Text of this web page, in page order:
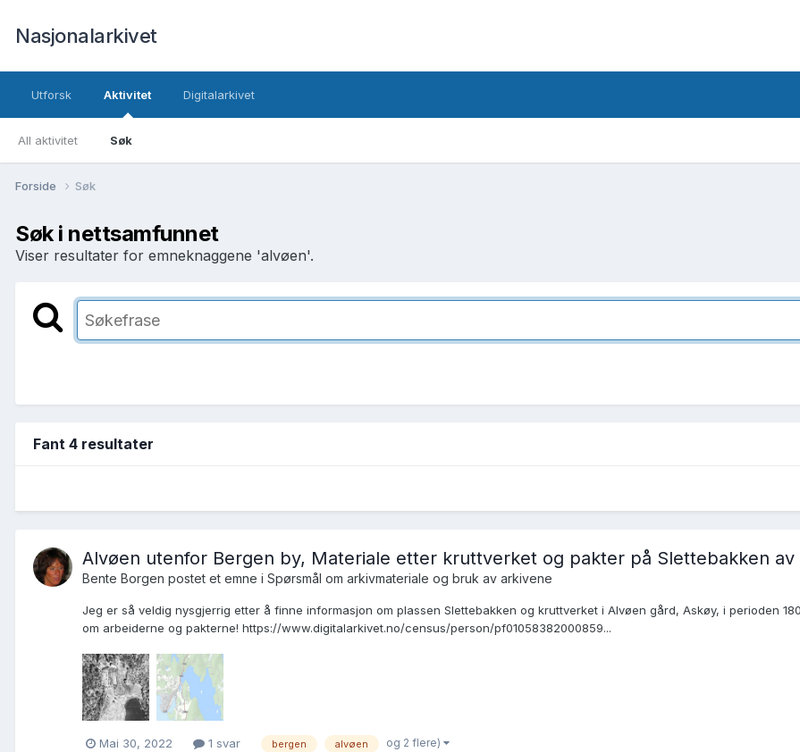
Nasjonalarkivet
Utforsk Aktivitet
All aktivitet Søk
Digitalarkivet
Forside Søk
Søk i nettsamfunnet
Viser resultater for emneknaggene 'alvøen'.
Fant 4 resultater
Alvøen utenfor Bergen by, Materiale etter kruttverket og pakter på Slettebakken av
Bente Borgen postet et emne i Spørsmål om arkivmateriale og bruk av arkivene
Jeg er så veldig nysgjerrig etter å finne informasjon om plassen Slettebakken og kruttverket i Alvøen gård, Askøy, i perioden
om arbeiderne og pakterne! https://www.digitalarkivet.no/census/person/pf01058382000859...
Mai 30, 2022 1 svar bergen alvøen og 2 flere)